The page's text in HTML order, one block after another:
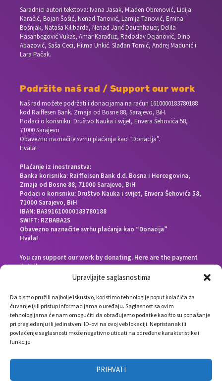
Upravljajte saglasnostima
Da bismo pružili najbolje iskustvo, koristimo tehnologije poput kolačića za
čuvanje i/ili pristup informacijama o uređaju. Saglasnost sa ovim
tehnologijama će nam omogućiti da obrađujemo podatke kao što su ponašanje
pri pregledanju ili jedinstveni ID-ovi na ovoj veb lokaciji. Nepristanak ili
povlačenje saglasnosti može negativno uticati na određene karakteristike i
funkcije.
PRIHVATI
Saradnici autori tekstova: Ivana Jasak, Mladen Obrenović, Lidija
Karačić, Bojan Šošić, Nenad Tanović, Lamija Tanović, Emina
Bošnjak, Nataša Kilibarda, Nenad Jarić Dauenhauer, Delila
Hasanbegović Vukas, Amar Karađuz, Radoslav Dejanović, Dino
Abazović, Saša Ceci, Hilma Unkić. Slađan Tomić, Andrej Madunić i
Lara Pačak.
Podržite naš rad / Support our work
Naš rad možete podržati i donacijama na račun 1610000183780188
kod Raiffesen Bank. Zmaja od Bosne 88, Sarajevo, BiH.
Podaci o korisniku: Društvo Nauka i svijet, Envera Šehovića 58,
71000 Sarajevo
Obavezno naznačite svrhu plaćanja kao “Donacija”.
Hvala!
Plaćanje iz inostranstva:
Banka korisnika: Raiffeisen Bank d.d. Bosna i Hercegovina,
Zmaja od Bosne 88, 71000 Sarajevo, BiH
Podaci o korisniku: Društvo Nauka i svijet, Envera Šehovića 58,
71000 Sarajevo, BiH
IBAN: BA391610000183780188
SWIFT: RZBABA2S
Obavezno naznačite svrhu plaćanja kao “Donacija”
Hvala!
You can support our work by donating. Here are the payment
details:
Beneficiary bank: Raiffeisen Bank d.d. Bosna i Hercegovina,
Zmaja od Bosne 88, 71000 Sarajevo, Bosnia and Herzegovina
End beneficiary: Društvo Nauka i svijet, Envera Šehovića 58,
71000 Sarajevo, Bosnia and Herzegovina
IBAN: BA391610000183780188
SWIFT: RZBABA2S
Please note the payment purpose as “Donation”
Thank you!